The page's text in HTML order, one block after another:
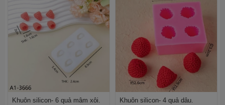
Khuôn silicon- 6 quả mâm xôi. Khuôn silicon- 4 quả dâu.